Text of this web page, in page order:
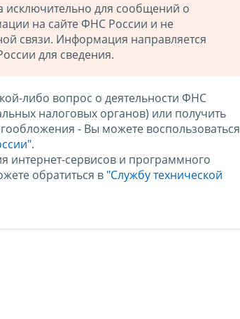
для сообщений о
на сайте ФНС России и не
связи. Информация направляется
для сведения.
либо вопрос о деятельности ФНС
налоговых органов) или получить
- Вы можете воспользоваться
.
интернет-сервисов и программного
обратиться в "Службу технической